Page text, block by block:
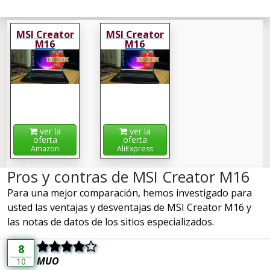
MSI Creator
M16
ver la
oferta
Amazon
MSI Creator
M16
ver la
oferta
AliExpress
Pros y contras de MSI Creator M16
Para una mejor comparación, hemos investigado para
usted las ventajas y desventajas de MSI Creator M16 y
las notas de datos de los sitios especializados.
8
10 MUO